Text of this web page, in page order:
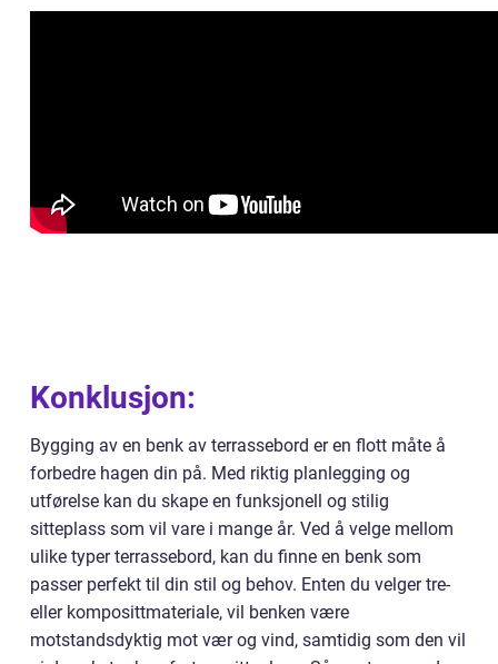
Konklusjon:
Bygging av en benk av terrassebord er en flott måte å
forbedre hagen din på. Med riktig planlegging og
utførelse kan du skape en funksjonell og stilig
sitteplass som vil vare i mange år. Ved å velge mellom
ulike typer terrassebord, kan du finne en benk som
passer perfekt til din stil og behov. Enten du velger tre-
eller komposittmateriale, vil benken være
motstandsdyktig mot vær og vind, samtidig som den vil